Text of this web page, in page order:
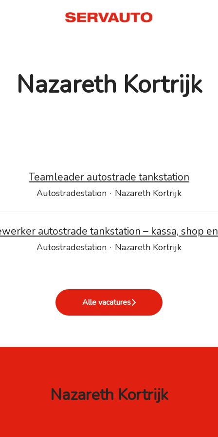
Nazareth Kortrijk
Teamleader autostrade tankstation
Autostradestation · Nazareth Kortrijk
autostrade tankstation – kassa, shop
Autostradestation · Nazareth Kortrijk
Alle vacatures
Nazareth Kortrijk